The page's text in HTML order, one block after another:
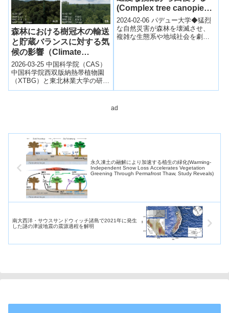
森林における樹冠木の輸送
と貯蔵バランスに対する気
候の影響（Climate
Shapes How Canopy
Trees Balance Transport
and Storage Across
Forests）
2026-03-25 中国科学院（CAS）
中国科学院西双版納熱帯植物園
（XTBG）と東北林業大学の研究
チームは、異なる気候条件下で
(Complex tree canopies
help forests recover from
moderate disturbances)
2024-02-06 パデュー大学◆猛烈
な自然災害が森林を壊滅させ、
複雑な生態系や地域社会を劇的
ad
永久凍土の融解により加速する植生の緑化(Warming-
Independent Snow Loss Accelerates Vegetation
Greening Through Permafrost Thaw, Study Reveals)
南大西洋・サウスサンドウィッチ諸島で2021年に発生
した謎の津波地震の震源過程を解明